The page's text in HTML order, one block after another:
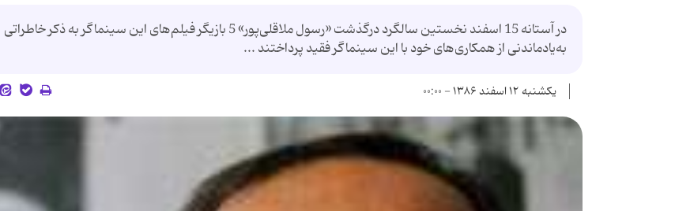
در آستانه 15 اسفند نخستین سالگرد درگذشت «رسول ملاقلی‌پور» 5 بازیگر فیلم‌های این سینماگر به ذكر خاطراتی
به‌یادماندنی از همكاری‌های خود با این سینماگر فقید پرداختند ...
یکشنبه ۱۲ اسفند ۱۳۸۶ - ۰۰:۰۰